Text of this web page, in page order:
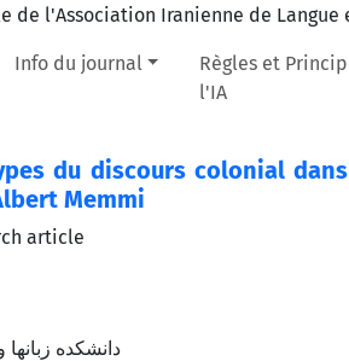
Info du journal
Règles et
l'IA
du discours colonial
Memmi
article
دانشکده